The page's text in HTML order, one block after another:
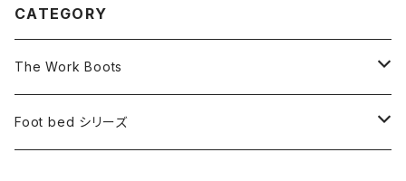
CATEGORY
The Work Boots
ブーツ
Foot bed シリーズ